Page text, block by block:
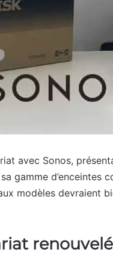
avec Sonos,
gamme d’enceintes
modèles devraient